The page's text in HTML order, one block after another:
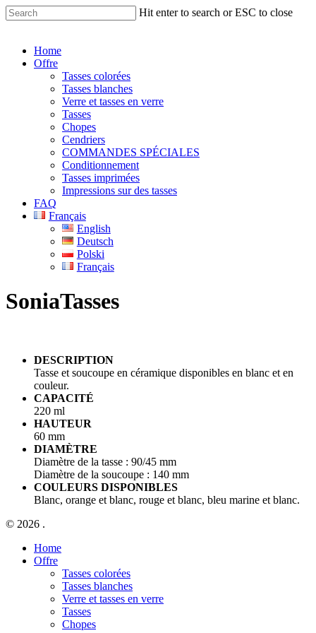
Skip
to
content
Hit enter to search or ESC to close
Menu
Home
Offre
Tasses colorées
Tasses blanches
Verre et tasses en verre
Tasses
Chopes
Cendriers
COMMANDES SPÉCIALES
Conditionnement
Tasses imprimées
Impressions sur des tasses
FAQ
Français
English
Deutsch
Polski
Français
SoniaTasses
DESCRIPTION
Tasse et soucoupe en céramique disponibles en blanc et en
couleur.
CAPACITÉ
220 ml
HAUTEUR
60 mm
DIAMÈTRE
Diamètre de la tasse : 90/45 mm
Diamètre de la soucoupe : 140 mm
COULEURS DISPONIBLES
Blanc, orange et blanc, rouge et blanc, bleu marine et blanc.
© 2026 .
Close
Menu
Home
Offre
Tasses colorées
Tasses blanches
Verre et tasses en verre
Tasses
Chopes